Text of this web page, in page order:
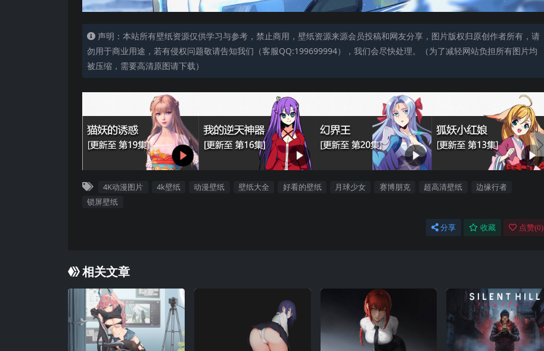
声明：本站所有壁纸资源仅供学习与参考，禁止商用，壁纸资源来源会员投稿和网友分享，图片版权归原创作者所有，请
勿用于商业用途，若有侵权问题敬请告知我们（客服QQ:199699994），我们会尽快处理。（为了减轻网站负担所有图片均
被压缩，需要高清原图请下载）
4K动漫图片 4k壁纸 动漫壁纸 壁纸大全 好看的壁纸 月球少女 赛博朋克 超高清壁纸
边缘行者
锁屏壁纸
分享 收藏 点赞(0)
相关文章